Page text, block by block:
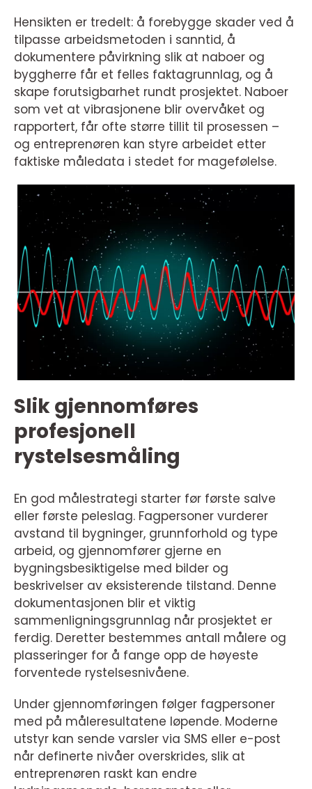
Hensikten er tredelt: å forebygge skader ved å
tilpasse arbeidsmetoden i sanntid, å
dokumentere påvirkning slik at naboer og
byggherre får et felles faktagrunnlag, og å
skape forutsigbarhet rundt prosjektet. Naboer
som vet at vibrasjonene blir overvåket og
rapportert, får ofte større tillit til prosessen –
og entreprenøren kan styre arbeidet etter
faktiske måledata i stedet for magefølelse.
Slik gjennomføres
profesjonell
rystelsesmåling
En god målestrategi starter før første salve
eller første peleslag. Fagpersoner vurderer
avstand til bygninger, grunnforhold og type
arbeid, og gjennomfører gjerne en
bygningsbesiktigelse med bilder og
beskrivelser av eksisterende tilstand. Denne
dokumentasjonen blir et viktig
sammenligningsgrunnlag når prosjektet er
ferdig. Deretter bestemmes antall målere og
plasseringer for å fange opp de høyeste
forventede rystelsesnivåene.
Under gjennomføringen følger fagpersoner
med på måleresultatene løpende. Moderne
utstyr kan sende varsler via SMS eller e-post
når definerte nivåer overskrides, slik at
entreprenøren raskt kan endre